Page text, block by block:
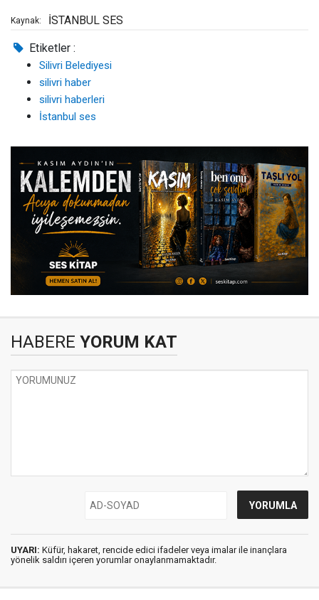
Kaynak: İSTANBUL SES
Etiketler :
Silivri Belediyesi
silivri haber
silivri haberleri
İstanbul ses
HABERE YORUM KAT
UYARI: Küfür, hakaret, rencide edici ifadeler veya imalar ile inançlara
yönelik saldırı içeren yorumlar onaylanmamaktadır.